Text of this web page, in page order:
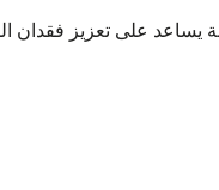
يساعد على تعزيز فقدان